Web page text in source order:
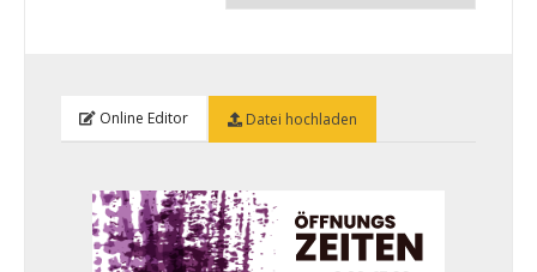
Online Editor Datei hochladen